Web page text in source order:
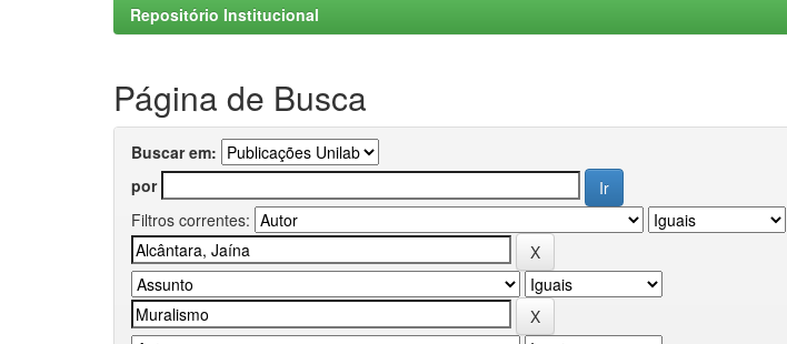
Repositório Institucional
Página de Busca
Buscar em:
por
Filtros correntes: